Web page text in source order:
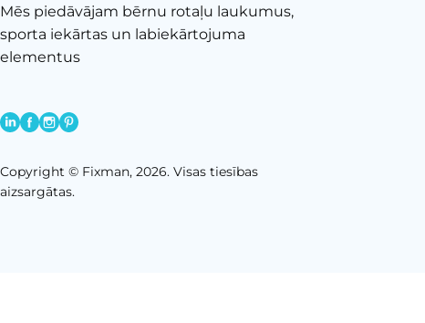
Mēs piedāvājam bērnu rotaļu laukumus,
sporta iekārtas un labiekārtojuma
elementus
Copyright © Fixman, 2026. Visas tiesības
aizsargātas.